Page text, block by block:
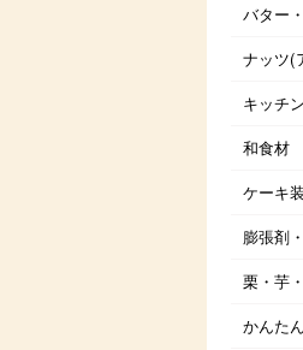
バター
ナッツ(
キッチ
和食材
ケーキ
膨張剤
栗・芋
かんた